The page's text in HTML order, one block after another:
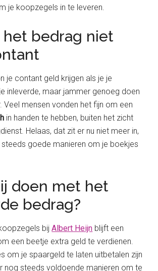
je koopzegels in te leveren.
bedrag niet
je contant geld krijgen als je je
inleverde, maar jammer genoeg doen
Veel mensen vonden het fijn om een
in handen te hebben, buiten het zicht
Helaas, dat zit er nu niet meer in,
steeds goede manieren om je boekjes
doen met het
bedrag?
bijAlbert Heijn blijft een
een beetje extra geld te verdienen.
om je spaargeld te laten uitbetalen zijn
nog steeds voldoende manieren om te